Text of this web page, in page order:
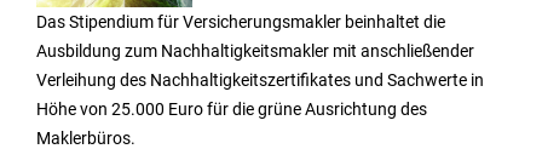
Das Stipendium für Versicherungsmakler beinhaltet die
Ausbildung zum Nachhaltigkeitsmakler mit anschließender
Verleihung des Nachhaltigkeitszertifikates und Sachwerte in
Höhe von 25.000 Euro für die grüne Ausrichtung des
Maklerbüros.